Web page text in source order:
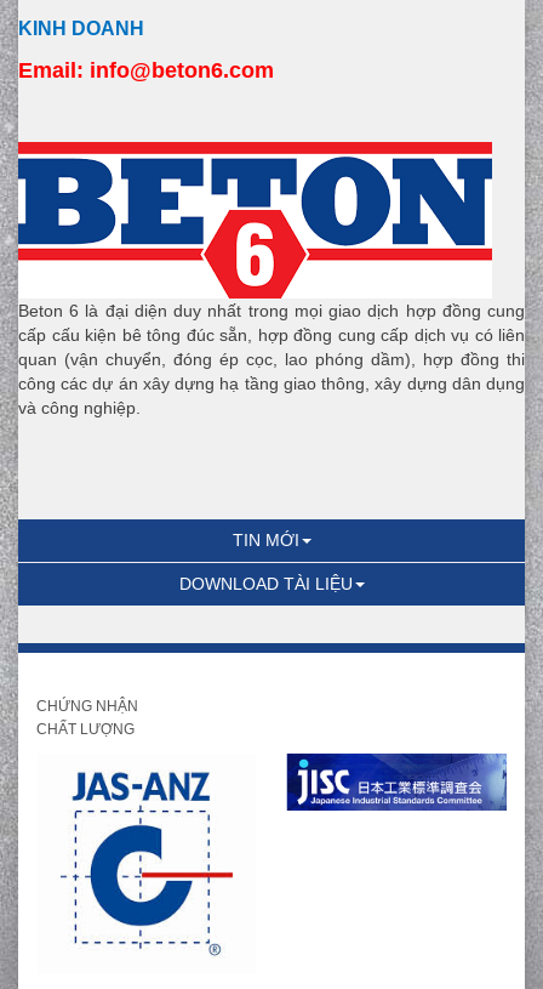
KINH DOANH
Email: info@beton6.com
Beton 6 là đại diện duy nhất trong mọi giao dịch hợp đồng cung
cấp cấu kiện bê tông đúc sẵn, hợp đồng cung cấp dịch vụ có liên
quan (vận chuyển, đóng ép cọc, lao phóng dầm), hợp đồng thi
công các dự án xây dựng hạ tầng giao thông, xây dựng dân dụng
và công nghiệp.
TIN MỚI
DOWNLOAD TÀI LIỆU
CHỨNG NHẬN
CHẤT LƯỢNG